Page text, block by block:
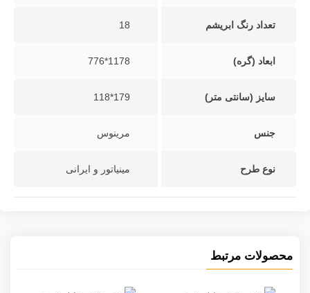
تعداد رنگ ابریشم 18
ابعاد (گره) 1178*776
سایز (سانتی متر) 179*118
جنس مرینوس
نوع طرح مینیاتور و ایرانی
محصولات مرتبط